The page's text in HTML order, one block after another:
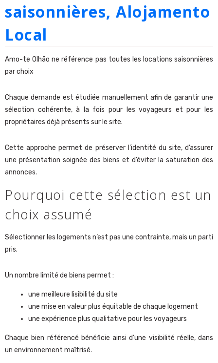
saisonnières, Alojamento
Local
Amo-te Olhão ne référence pas toutes les locations saisonnières
par choix
Chaque demande est étudiée manuellement afin de garantir une
sélection cohérente, à la fois pour les voyageurs et pour les
propriétaires déjà présents sur le site.
Cette approche permet de préserver l’identité du site, d’assurer
une présentation soignée des biens et d’éviter la saturation des
annonces.
Pourquoi cette sélection est un
choix assumé
Sélectionner les logements n’est pas une contrainte, mais un parti
pris.
Un nombre limité de biens permet :
une meilleure lisibilité du site
une mise en valeur plus équitable de chaque logement
une expérience plus qualitative pour les voyageurs
Chaque bien référencé bénéficie ainsi d’une visibilité réelle, dans
un environnement maîtrisé.